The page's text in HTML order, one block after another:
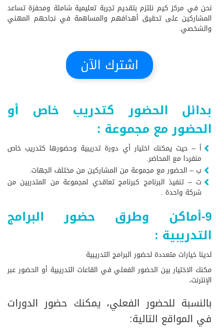
نحن في مركز كيم نلتزم بتقديم تجربة تعليمية شاملة ومحفزة تساعد
المشاركين على تحقيق أهدافهم والمساهمة في نجاحهم المهني
والشخصي.
اشترك الآن
بدائل الحضور كتدريب خاص أو
الحضور مع مجموعة :
أ – حيث يمكنك اختيار أي دورة تدريبية وحضورها كتدريب خاص
منفردا مع المحاضر.
ب – الحضور مع مجموعة من المشاركين من مختلف الجهات.
ت – تنفيذ البرنامج كبرنامج تعاقدي لمجموعة من المتدربين من
شركة واحدة .
9-أماكن وطرق حضور البرامج
التدريبية :
لدينا خيارات متعددة لحضور البرامج التدريبية
مكنك الاختيار بين الحضور الفعلي في القاعات التدريبية أو الحضور عبر
الإنترنت،
بالنسبة للحضور الفعلي، يمكنك حضور الدورات
في المواقع التالية: